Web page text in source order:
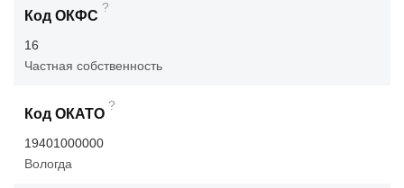
Код ОКФС
?
16
Частная собственность
Код ОКАТО
?
19401000000
Вологда